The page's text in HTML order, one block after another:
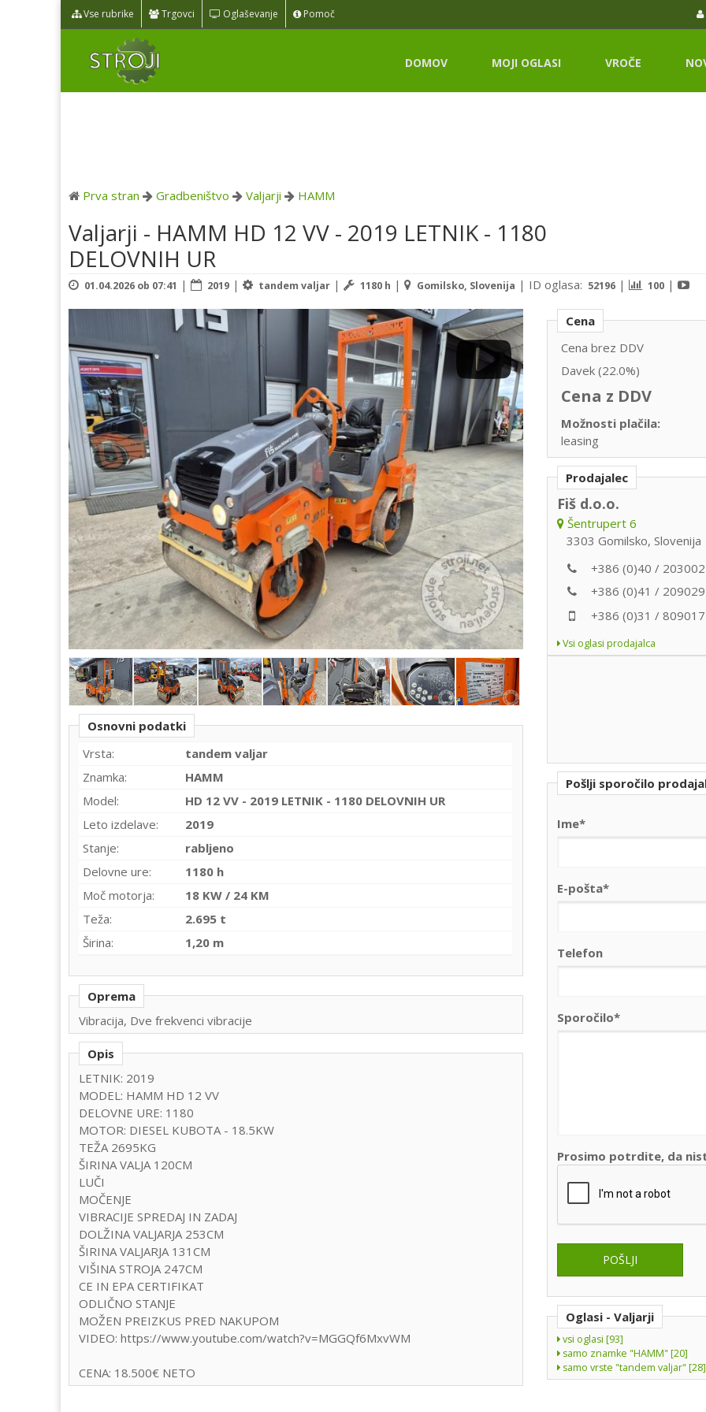
Vse rubrike Trgovci Oglaševanje Pomoč
DOMOV MOJI OGLASI VROČE
Prva stran Gradbeništvo Valjarji HAMM
Valjarji - HAMM HD 12 VV - 2019 LETNIK - 1180
DELOVNIH UR
01.04.2026 ob 07:41 | 2019 | tandem valjar | 1180 h | Gomilsko, Slovenija | ID oglasa: 52196 | 100 |
Osnovni podatki
Vrsta:
tandem valjar
Znamka:
HAMM
Model:
HD 12 VV - 2019 LETNIK - 1180 DELOVNIH UR
Leto izdelave:
2019
Stanje:
rabljeno
Delovne ure:
1180 h
Moč motorja:
18 KW / 24 KM
Teža:
2.695 t
Širina:
1,20 m
Oprema
Vibracija, Dve frekvenci vibracije
Opis
LETNIK: 2019
MODEL: HAMM HD 12 VV
DELOVNE URE: 1180
MOTOR: DIESEL KUBOTA - 18.5KW
TEŽA 2695KG
ŠIRINA VALJA 120CM
LUČI
MOČENJE
VIBRACIJE SPREDAJ IN ZADAJ
DOLŽINA VALJARJA 253CM
ŠIRINA VALJARJA 131CM
VIŠINA STROJA 247CM
CE IN EPA CERTIFIKAT
ODLIČNO STANJE
MOŽEN PREIZKUS PRED NAKUPOM
VIDEO: https://www.youtube.com/watch?v=MGGQf6MxvWM
CENA: 18.500€ NETO
Cena
Cena brez DDV
Davek (22.0%)
Cena z DDV
Možnosti plačila:
leasing
Prodajalec
Fiš d.o.o.
Šentrupert 6
3303 Gomilsko, Slovenija
+386 (0)40 / 203002
+386 (0)41 / 209029
+386 (0)31 / 809017
Vsi oglasi prodajalca
Pošlji sporočilo
Ime*
E-pošta*
Telefon
Sporočilo*
Prosimo potrdite, da
Oglasi - Valjarji
vsi oglasi [93]
samo znamke "HAMM" [20]
samo vrste "tandem valjar" [28]